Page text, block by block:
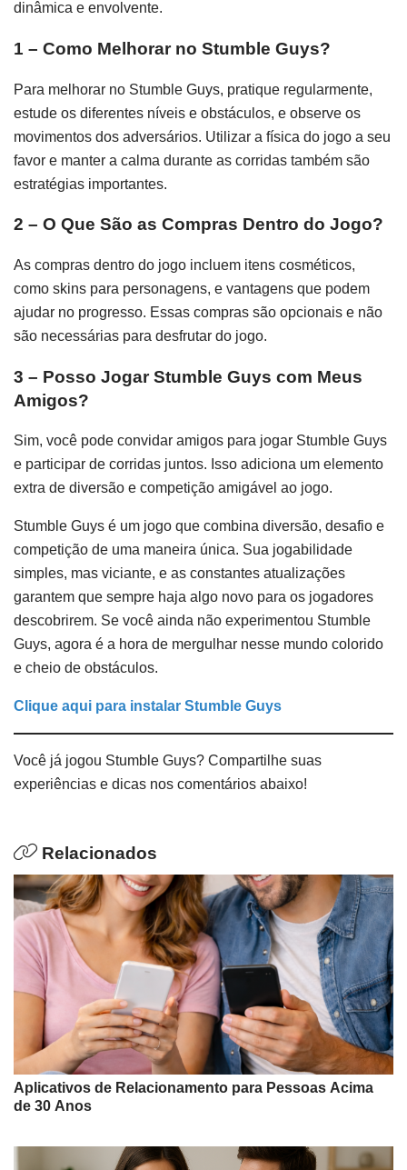
dinâmica e envolvente.
1 – Como Melhorar no Stumble Guys?
Para melhorar no Stumble Guys, pratique regularmente,
estude os diferentes níveis e obstáculos, e observe os
movimentos dos adversários. Utilizar a física do jogo a seu
favor e manter a calma durante as corridas também são
estratégias importantes.
2 – O Que São as Compras Dentro do Jogo?
As compras dentro do jogo incluem itens cosméticos,
como skins para personagens, e vantagens que podem
ajudar no progresso. Essas compras são opcionais e não
são necessárias para desfrutar do jogo.
3 – Posso Jogar Stumble Guys com Meus
Amigos?
Sim, você pode convidar amigos para jogar Stumble Guys
e participar de corridas juntos. Isso adiciona um elemento
extra de diversão e competição amigável ao jogo.
Stumble Guys é um jogo que combina diversão, desafio e
competição de uma maneira única. Sua jogabilidade
simples, mas viciante, e as constantes atualizações
garantem que sempre haja algo novo para os jogadores
descobrirem. Se você ainda não experimentou Stumble
Guys, agora é a hora de mergulhar nesse mundo colorido
e cheio de obstáculos.
Clique aqui para instalar Stumble Guys
Você já jogou Stumble Guys? Compartilhe suas
experiências e dicas nos comentários abaixo!
Relacionados
Aplicativos de Relacionamento para Pessoas Acima
de 30 Anos